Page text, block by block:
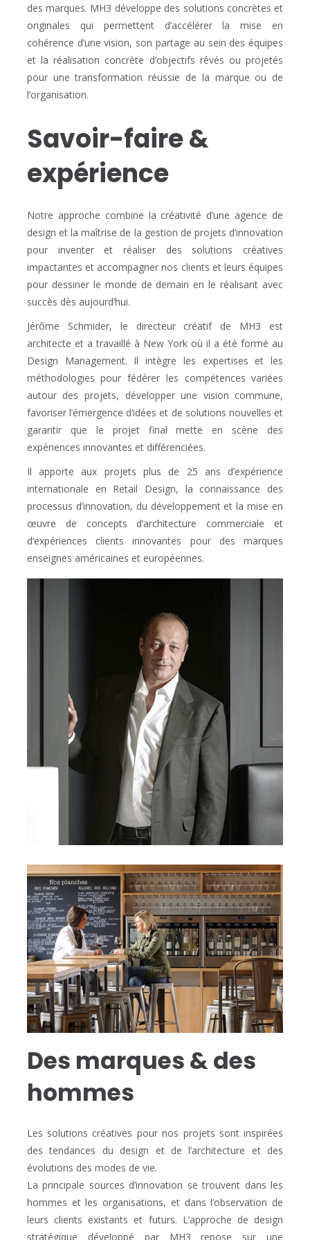
des marques. MH3 développe des solutions concrètes et
originales qui permettent d’accélérer la mise en
cohérence d’une vision, son partage au sein des équipes
et la réalisation concrète d’objectifs rêvés ou projetés
pour une transformation réussie de la marque ou de
l’organisation.
Savoir-faire &
expérience
Notre approche combine la créativité d’une agence de
design et la maîtrise de la gestion de projets d’innovation
pour inventer et réaliser des solutions créatives
impactantes et accompagner nos clients et leurs équipes
pour dessiner le monde de demain en le réalisant avec
succès dès aujourd’hui.
Jérôme Schmider, le directeur créatif de MH3 est
architecte et a travaillé à New York où il a été formé au
Design Management. Il intègre les expertises et les
méthodologies pour fédérer les compétences variées
autour des projets, développer une vision commune,
favoriser l’émergence d’idées et de solutions nouvelles et
garantir que le projet final mette en scène des
expériences innovantes et différenciées.
Il apporte aux projets plus de 25 ans d’expérience
internationale en Retail Design, la connaissance des
processus d’innovation, du développement et la mise en
œuvre de concepts d’architecture commerciale et
d’expériences clients innovantes pour des marques
enseignes américaines et européennes.
Des marques & des
hommes
Les solutions créatives pour nos projets sont inspirées
des tendances du design et de l’architecture et des
évolutions des modes de vie.
La principale sources d’innovation se trouvent dans les
hommes et les organisations, et dans l’observation de
leurs clients existants et futurs. L’approche de design
stratégique développé par MH3 repose sur une